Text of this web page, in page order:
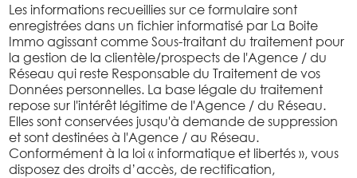
Les informations recueillies sur ce formulaire sont
enregistrées dans un fichier informatisé par La Boite
Immo agissant comme Sous-traitant du traitement pour
la gestion de la clientèle/prospects de l'Agence / du
Réseau qui reste Responsable du Traitement de vos
Données personnelles. La base légale du traitement
repose sur l'intérêt légitime de l'Agence / du Réseau.
Elles sont conservées jusqu'à demande de suppression
et sont destinées à l'Agence / au Réseau.
Conformément à la loi « informatique et libertés », vous
disposez des droits d’accès, de rectification,